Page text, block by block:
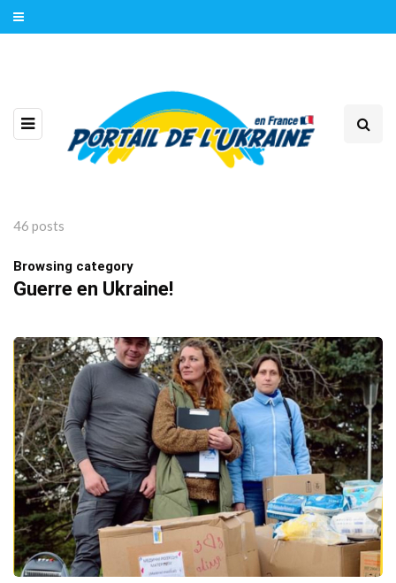
46 posts
Browsing category
Guerre en Ukraine!